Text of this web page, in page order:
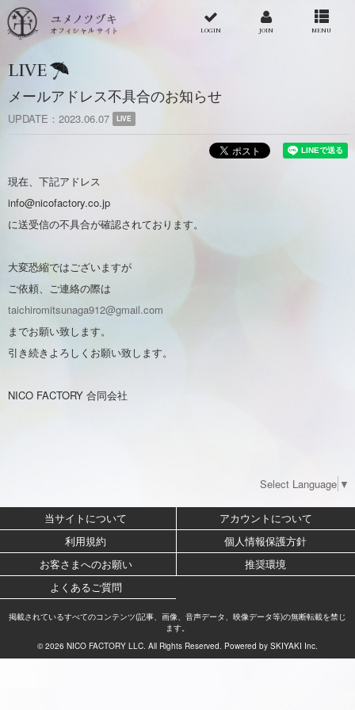
LOGIN JOIN MENU
LIVE
メールアドレス不具合のお知らせ
UPDATE 2023.06.07 LIVE
現在、下記アドレス
info@nicofactory.co.jp
に送受信の不具合が確認されております。
大変恐縮ではございますが
ご依頼、ご連絡の際は
taichiromitsunaga912@gmail.com
までお願い致します。
引き続きよろしくお願い致します。
NICO FACTORY 合同会社
Select Language ▼
当サイトについて
アカウントについて
利用規約
個人情報保護方針
お客さまへのお願い
推奨環境
よくあるご質問
掲載されているすべてのコンテンツ(記事、画像、音声データ、映像データ等)の無断転載を禁じ
ます。
© 2026 NICO FACTORY LLC. All Rights Reserved. Powered by SKIYAKI Inc.